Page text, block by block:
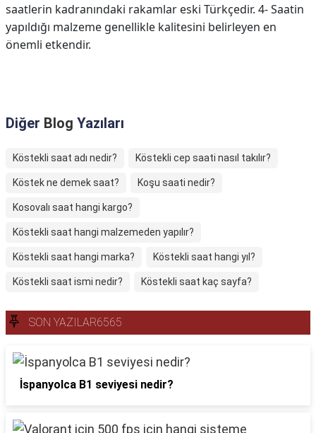
saatlerin kadranındaki rakamlar eski Türkçedir. 4- Saatin
yapıldığı malzeme genellikle kalitesini belirleyen en
önemli etkendir.
Diğer Blog Yazıları
Köstekli saat adı nedir? Köstekli cep saati nasıl takılır?
Köstek ne demek saat? Koşu saati nedir?
Kosovalı saat hangi kargo?
Köstekli saat hangi malzemeden yapılır?
Köstekli saat hangi marka? Köstekli saat hangi yıl?
Köstekli saat ismi nedir? Köstekli saat kaç sayfa?
SON YAZILAR6565
İspanyolca B1 seviyesi nedir?